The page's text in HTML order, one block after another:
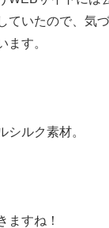
ていたので、気
ます。
シルク素材。
ますね！